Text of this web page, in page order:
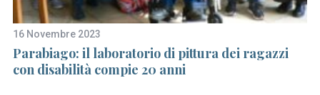
16 Novembre 2023
Parabiago: il laboratorio di pittura dei ragazzi
con disabilità compie 20 anni